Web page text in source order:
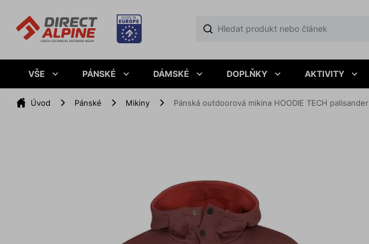
VŠE PÁNSKÉ DÁMSKÉ DOPLŇKY AKTIVITY
Úvod Pánské Mikiny Pánská outdoorová mikina HOODIE TECH palisander